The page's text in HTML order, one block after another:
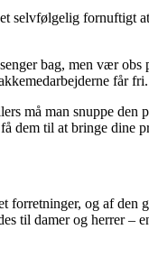
selvfølgelig fornuftigt
bag, men vær obs
får fri.
må man snuppe den
dem til at bringe dine
forretninger, og af den
til damer og herrer –